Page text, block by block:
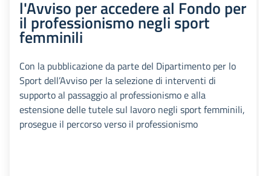
l'Avviso per accedere al Fondo per
il professionismo negli sport
femminili
Con la pubblicazione da parte del Dipartimento per lo
Sport dell’Avviso per la selezione di interventi di
supporto al passaggio al professionismo e alla
estensione delle tutele sul lavoro negli sport femminili,
prosegue il percorso verso il professionismo